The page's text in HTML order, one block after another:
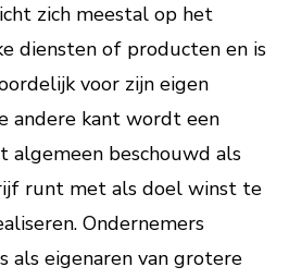
zich meestal op het
diensten of producten en is
voor zijn eigen
andere kant wordt een
algemeen beschouwd als
runt met als doel winst te
Ondernemers
als eigenaren van grotere